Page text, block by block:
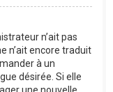
n’ait pas
n’ait encore traduit
à un
désirée. Si elle